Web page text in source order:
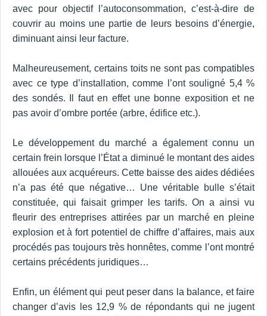
avec pour objectif l’autoconsommation, c’est-à-dire de
couvrir au moins une partie de leurs besoins d’énergie,
diminuant ainsi leur facture.
Malheureusement, certains toits ne sont pas compatibles
avec ce type d’installation, comme l’ont souligné 5,4 %
des sondés. Il faut en effet une bonne exposition et ne
pas avoir d’ombre portée (arbre, édifice etc.).
Le développement du marché a également connu un
certain frein lorsque l’État a diminué le montant des aides
allouées aux acquéreurs. Cette baisse des aides dédiées
n’a pas été que négative… Une véritable bulle s’était
constituée, qui faisait grimper les tarifs. On a ainsi vu
fleurir des entreprises attirées par un marché en pleine
explosion et à fort potentiel de chiffre d’affaires, mais aux
procédés pas toujours très honnêtes, comme l’ont montré
certains précédents juridiques…
Enfin, un élément qui peut peser dans la balance, et faire
changer d’avis les 12,9 % de répondants qui ne jugent